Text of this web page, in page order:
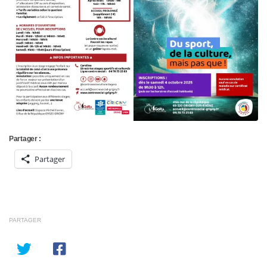
Partager :
Partager
PARTAGER